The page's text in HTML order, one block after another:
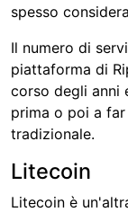
spesso
Il numero di
piattaforma di
corso degli anni
prima o poi a
tradizionale.
Litecoin
Litecoin è